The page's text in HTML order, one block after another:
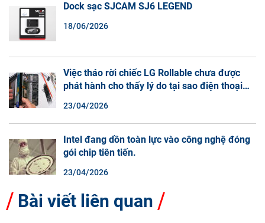
Dock sạc SJCAM SJ6 LEGEND
18/06/2026
Việc tháo rời chiếc LG Rollable chưa được
phát hành cho thấy lý do tại sao điện thoại
23/04/2026
Intel đang dồn toàn lực vào công nghệ đóng
gói chip tiên tiến.
23/04/2026
Bài viết liên quan